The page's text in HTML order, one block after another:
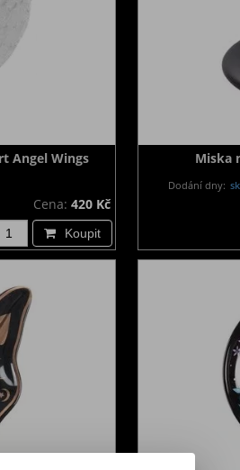
Angel Wings
Cena: 420 Kč
Koupit
Miska
Dodání dny: